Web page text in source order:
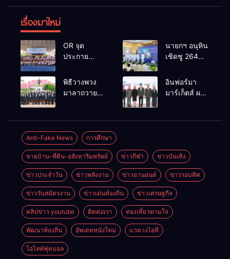
เรื่องมาใหม่
OR จุด
ประกาย
เยาวชน ผ่าน
นายกฯ อนุทิน
เชิดชู 264
บ้านยอดเยี่ยม
มอบแหนบ
เกียรติยศแห่ง
พิธีวางพวง
มาลาถวาย
2569 และ
การแข่งขัน
ฟุตบอลวันรพี
เพื่อเชื่อม
ความสัมพันธ์
อันดีของ
หน่วยงานใน
กระบวนการ
ยุติธรรม
อินฟอร์มา
มาร์เก็ตส์ ผนึก
Thailand
2026 เชื่อม 4
งานใหญ่
สร้างโอกาส
ธุรกิจครบ
วงจร ด้วยครับ
Anti-Fake News การศึกษา
ขายบ้าน-ที่ดิน-อสังหาริมทรัพย์ ข่าวกีฬา ข่าวบันเทิง
ข่าวประจำวัน ข่าวพลังงาน ข่าวยานยนต์ ข่าวรอบทิศ
ข่าวรับสมัตรงาน ข่าวเด่นท้องถิ่น ข่าวเศรษฐกิจ
คลิปข่าว youtube ติดต่อเรา ท่องเที่ยวตามใจ
พัฒนาท้องถิ่น อัพเดทหนังใหม่ แวดวงไอที
ไฮไลท์ฟุตบอล